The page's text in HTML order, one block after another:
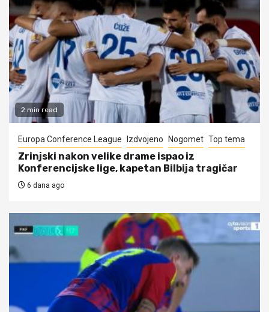
2 min read
Europa Conference League Izdvojeno Nogomet Top tema
Zrinjski nakon velike drame ispao iz
Konferencijske lige, kapetan Bilbija tragičar
6 dana ago